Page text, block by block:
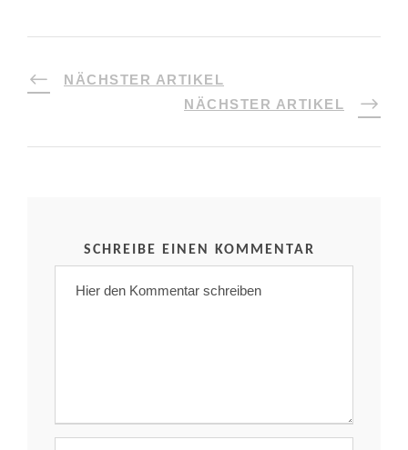
NÄCHSTER ARTIKEL
NÄCHSTER ARTIKEL
SCHREIBE EINEN KOMMENTAR